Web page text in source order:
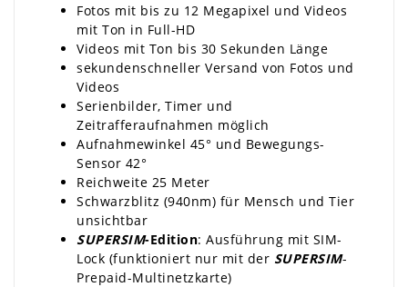
Fotos mit bis zu 12 Megapixel und Videos
mit Ton in Full-HD
Videos mit Ton bis 30 Sekunden Länge
sekundenschneller Versand von Fotos und
Videos
Serienbilder, Timer und
Zeitrafferaufnahmen möglich
Aufnahmewinkel 45° und Bewegungs-
Sensor 42°
Reichweite 25 Meter
Schwarzblitz (940nm) für Mensch und Tier
unsichtbar
SUPERSIM-Edition: Ausführung mit SIM-
Lock (funktioniert nur mit der SUPERSIM-
Prepaid-Multinetzkarte)